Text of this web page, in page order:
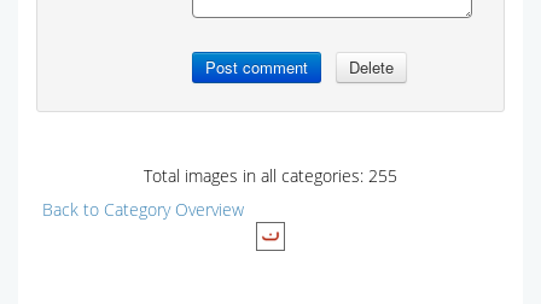
Total images in all categories: 255
Back to Category Overview